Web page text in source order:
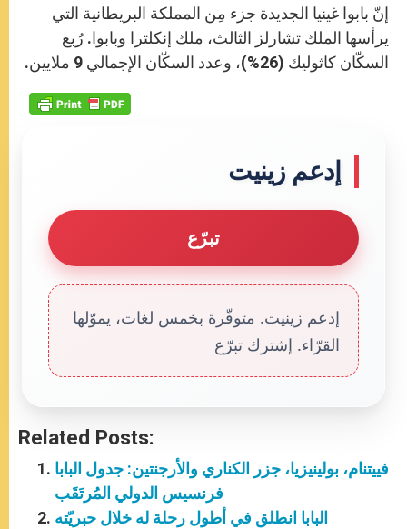
إنّ بابوا غينيا الجديدة جزء مِن المملكة البريطانية التي
يرأسها الملك تشارلز الثالث، ملك إنكلترا وبابوا. رُبع
السكّان كاثوليك (26%)، وعدد السكّان الإجمالي 9 ملايين.
إدعم زينيت
تبرّع
إدعم زينيت. متوفّرة بخمس لغات، يموّلها
القرّاء. إشترك تبرّع
Related Posts:
فييتنام، بولينيزيا، جزر الكناري والأرجنتين: جدول البابا
فرنسيس الدولي المُرتَقَب
البابا انطلق في أطول رحلة له خلال حبريّته